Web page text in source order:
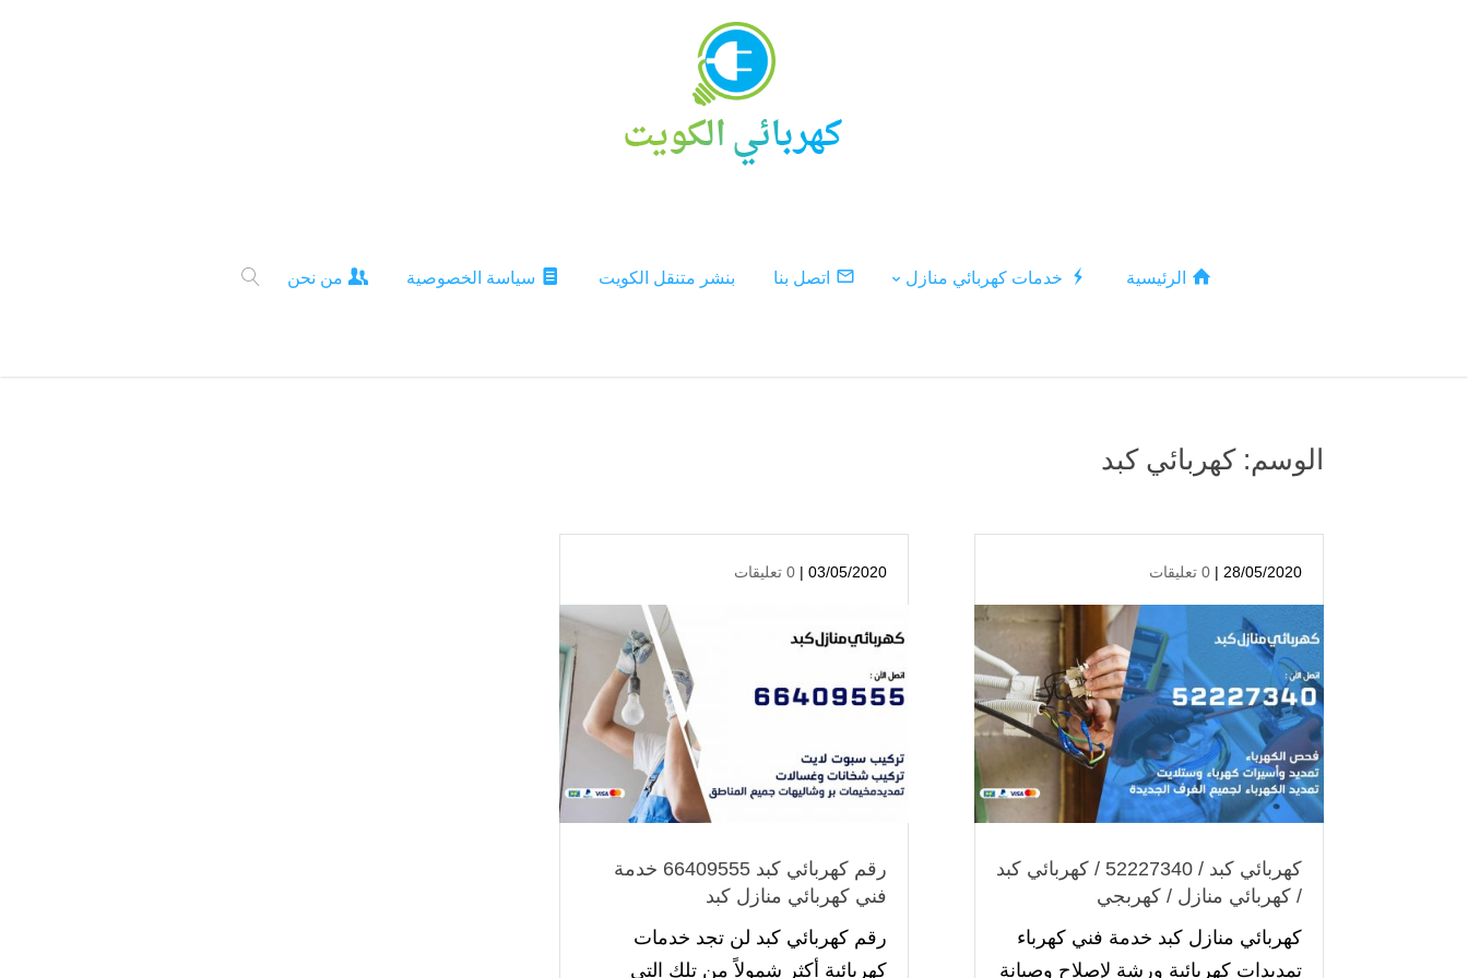
الرئيسية خدمات كهربائي منازل اتصل بنا بنشر متنقل الكويت سياسة الخصوصية من نحن
الوسم:كهربائي كبد
28/05/2020 | 0 تعليقات
كهربائي كبد / 52227340 / كهربائي كبد
/ كهربائي منازل / كهربجي
كهربائي منازل كبد خدمة فني كهرباء
تمديدات كهربائية ورشة لإصلاح وصيانة
03/05/2020 | 0 تعليقات
رقم كهربائي كبد 66409555 خدمة
فني كهربائي منازل كبد
رقم كهربائي كبد لن تجد خدمات
كهربائية أكثر شمولاً من تلك التي